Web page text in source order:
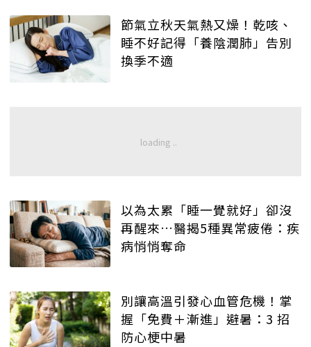
節氣立秋天氣熱又燥！乾咳、
睡不好記得「養陰潤肺」告別
換季不適
以為太累「睡一覺就好」卻沒
再醒來…醫揭5種異常疲倦：疾
病悄悄奪命
別讓高溫引發心血管危機！掌
握「免費＋漸進」避暑：3 招
防心梗中暑